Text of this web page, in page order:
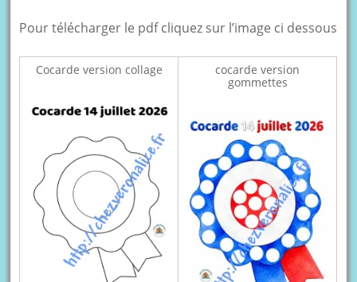
Pour télécharger le pdf cliquez sur l’image ci dessous
Cocarde version collage
cocarde version
gommettes